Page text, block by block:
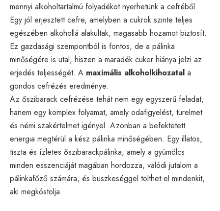
mennyi alkoholtartalmú folyadékot nyerhetünk a cefréből.
Egy jól erjesztett cefre, amelyben a cukrok szinte teljes
egészében alkohollá alakultak, magasabb hozamot biztosít.
Ez gazdasági szempontból is fontos, de a pálinka
minőségére is utal, hiszen a maradék cukor hiánya jelzi az
erjedés teljességét. A maximális alkoholkihozatal a
gondos cefrézés eredménye.
Az őszibarack cefrézése tehát nem egy egyszerű feladat,
hanem egy komplex folyamat, amely odafigyelést, türelmet
és némi szakértelmet igényel. Azonban a befektetett
energia megtérül a kész pálinka minőségében. Egy illatos,
tiszta és ízletes őszibarackpálinka, amely a gyümölcs
minden esszenciáját magában hordozza, valódi jutalom a
pálinkafőző számára, és büszkeséggel tölthet el mindenkit,
aki megkóstolja.